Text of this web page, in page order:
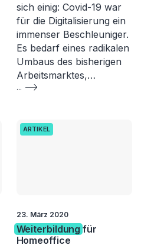
sich einig: Covid-19 war
für die Digitalisierung ein
immenser Beschleuniger.
Es bedarf eines radikalen
Umbaus des bisherigen
Arbeitsmarktes,…
...
ARTIKEL
23. März 2020
Weiterbildung für
Homeoffice